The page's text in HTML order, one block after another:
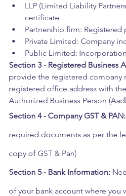
LLP (Limited Liability
certificate
Partnership firm:
Private Limited: Company
Public Limited:
Section 3 - Registered Business
provide the registered company
registered office address with
Authorized Business Person
Section 4 - Company GST & PAN:
required documents as per the
copy of GST & Pan)
Section 5 - Bank Information:
of your bank account where you